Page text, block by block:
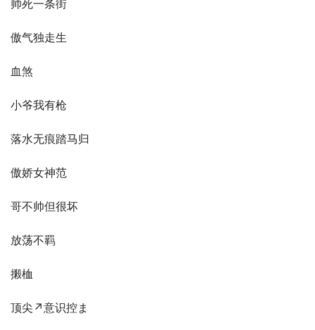
帅死一条街
傲气独走生
血煞
小爷我有枪
落水无痕踏马归
傲娇女神范
哥不帅但很坏
放荡不羁
摋桖
顶尖↗意识控ま